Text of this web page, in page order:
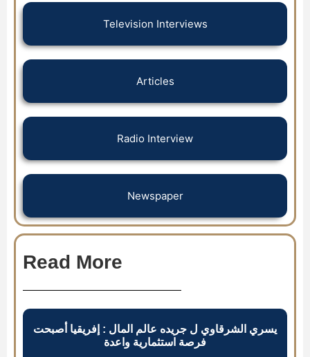
Television Interviews
Articles
Radio Interview
Newspaper
Read More
يسري الشرقاوي ل جريده عالم المال : إفريقيا أصبحت
فرصة استثمارية واعدة